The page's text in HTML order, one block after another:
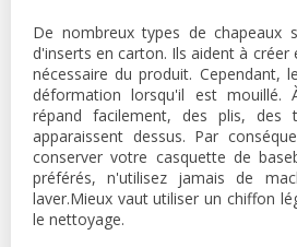
De nombreux types de chapeaux
d'inserts en carton. Ils aident à
nécessaire du produit. Cependant,
déformation lorsqu'il est
répand facilement, des plis, des
apparaissent dessus. Par
conserver votre casquette de
préférés, n'utilisez jamais de
laver.Mieux vaut utiliser un chiffon
le nettoyage.